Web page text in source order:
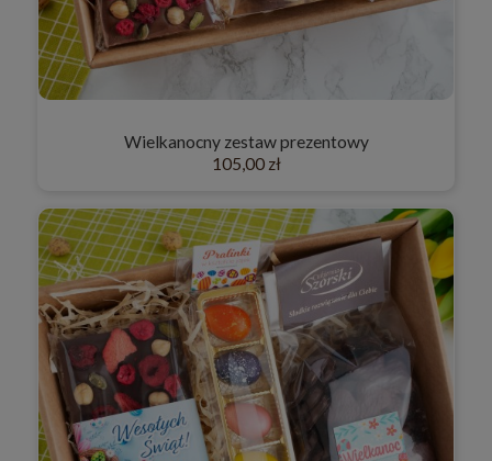
Wielkanocny zestaw prezentowy
105,00 zł